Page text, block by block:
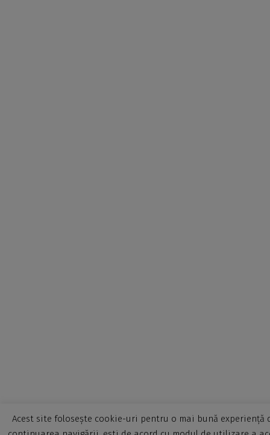
Acest site folosește cookie-uri pentru o mai bună experiență